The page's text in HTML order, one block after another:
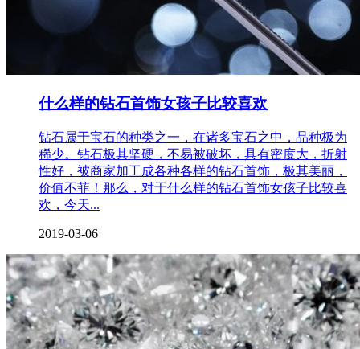
什么样的钻石首饰女孩子比较喜欢
钻石属于宝石的种类之一，在诸多宝石之中，品种极为
稀少。钻石极其坚硬，不易被破坏，具有密度大，折射
性好，被商家加工成各种各样的钻石首饰，极其美丽，
价值不菲！那么，对于什么样的钻石首饰女孩子比较喜
欢，今天...
2019-03-06